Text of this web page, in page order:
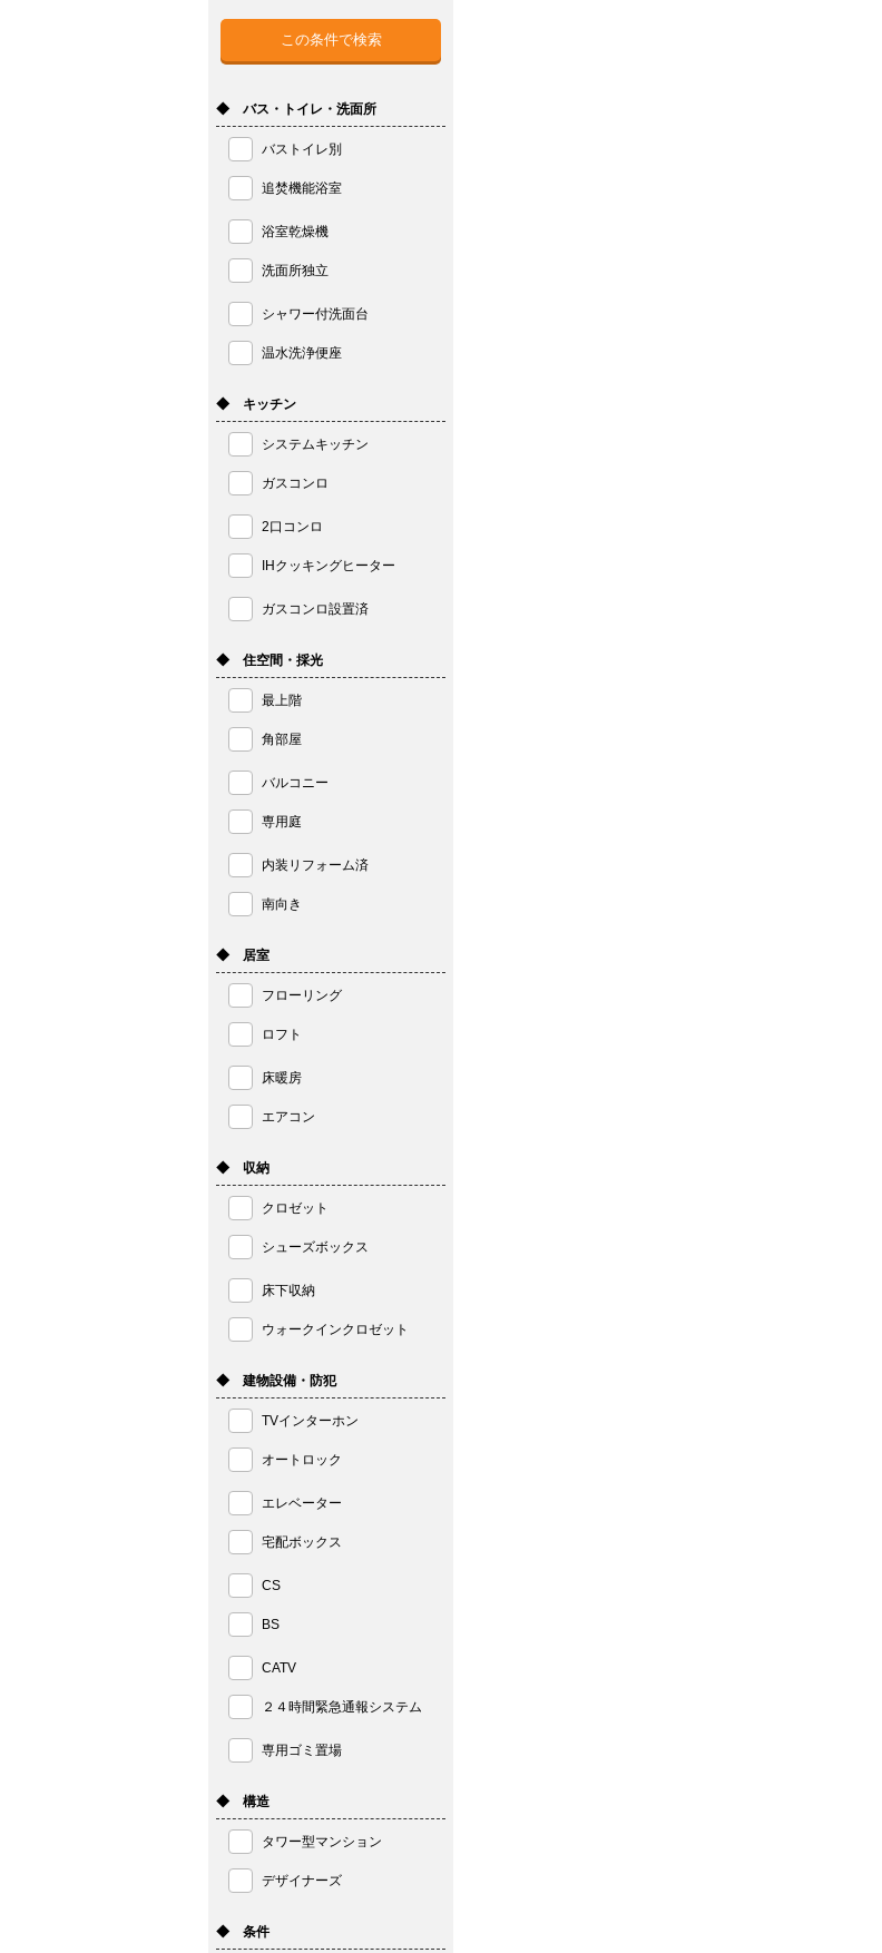
◆ バス・トイレ・洗面所
バストイレ別
追焚機能浴室
浴室乾燥機
洗面所独立
シャワー付洗面台
温水洗浄便座
◆ キッチン
システムキッチン
ガスコンロ
2口コンロ
IHクッキングヒーター
ガスコンロ設置済
◆ 住空間・採光
最上階
角部屋
バルコニー
専用庭
内装リフォーム済
南向き
◆ 居室
フローリング
ロフト
床暖房
エアコン
◆ 収納
クロゼット
シューズボックス
床下収納
ウォークインクロゼット
◆ 建物設備・防犯
TVインターホン
オートロック
エレベーター
宅配ボックス
CS
BS
CATV
２４時間緊急通報システム
専用ゴミ置場
◆ 構造
タワー型マンション
デザイナーズ
◆ 条件